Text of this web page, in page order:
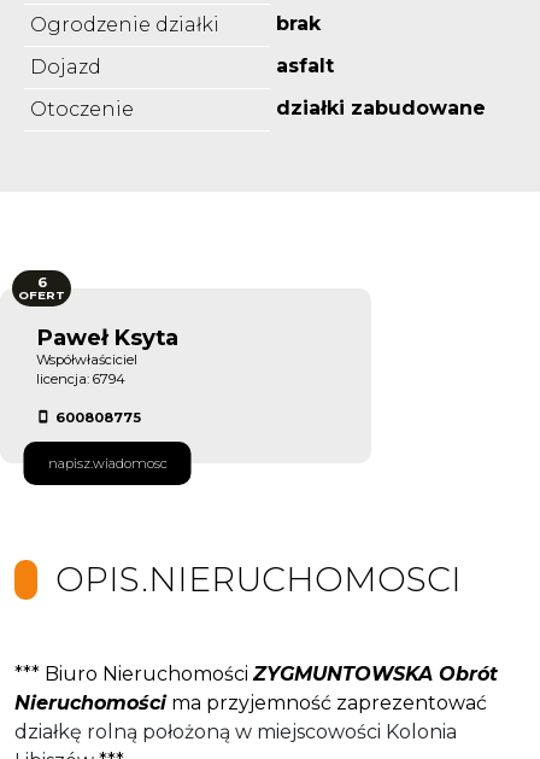
Ogrodzenie działki
brak
Dojazd
asfalt
Otoczenie
działki zabudowane
Paweł Ksyta
Współwłaściciel
licencja: 6794
600808775
napisz.wiadomosc
6
OFERT
OPIS.NIERUCHOMOSCI
*** Biuro NieruchomościZYGMUNTOWSKA Obrót
Nieruchomościma przyjemność zaprezentować
działkę rolną położoną w miejscowości Kolonia